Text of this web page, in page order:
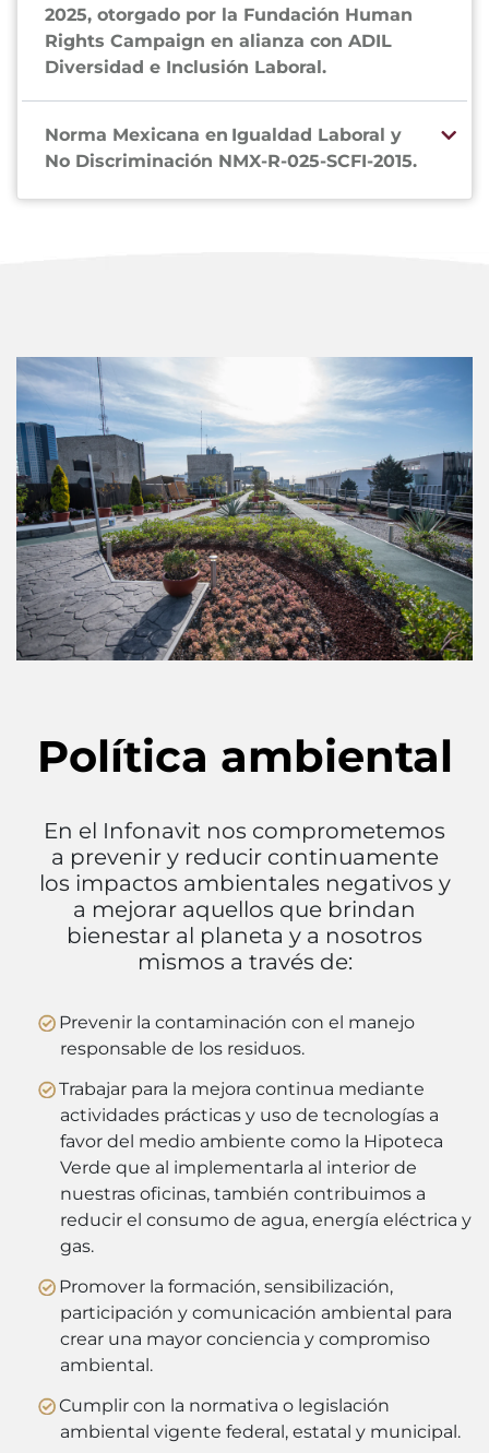
2025, otorgado por la Fundación Human
Rights Campaign en alianza con ADIL
Diversidad e Inclusión Laboral.
Norma Mexicana en Igualdad Laboral y
No Discriminación NMX-R-025-SCFI-2015.
Política ambiental
En el Infonavit nos comprometemos
a prevenir y reducir continuamente
los impactos ambientales negativos y
a mejorar aquellos que brindan
bienestar al planeta y a nosotros
mismos a través de:
Prevenir la contaminación con el manejo
responsable de los residuos.
Trabajar para la mejora continua mediante
actividades prácticas y uso de tecnologías a
favor del medio ambiente como la Hipoteca
Verde que al implementarla al interior de
nuestras oficinas, también contribuimos a
reducir el consumo de agua, energía eléctrica y
gas.
Promover la formación, sensibilización,
participación y comunicación ambiental para
crear una mayor conciencia y compromiso
ambiental.
Cumplir con la normativa o legislación
ambiental vigente federal, estatal y municipal.